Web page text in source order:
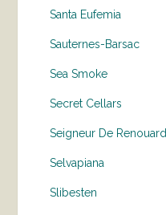
Santa Eufemia
Sauternes-Barsac
Sea Smoke
Secret Cellars
Seigneur De Renouard
Selvapiana
Slibesten